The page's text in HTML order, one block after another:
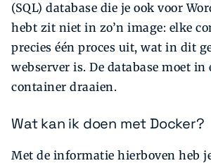
(SQL) database die je ook voor
hebt zit niet in zo’n image: elke
precies één proces uit, wat in dit
webserver is. De database moet in
container draaien.
Wat kan ik doen met Docker?
Met de informatie hierboven heb